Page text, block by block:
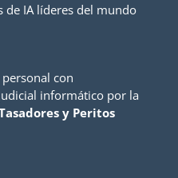
de IA líderes del mundo
con
informático por la
y Peritos